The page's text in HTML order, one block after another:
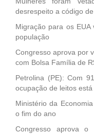
desrespeito a código
Migração para os
população
Congresso aprova por
com Bolsa Família de
Petrolina (PE): Com
ocupação de leitos
Ministério da
o fim do ano
Congresso aprova o